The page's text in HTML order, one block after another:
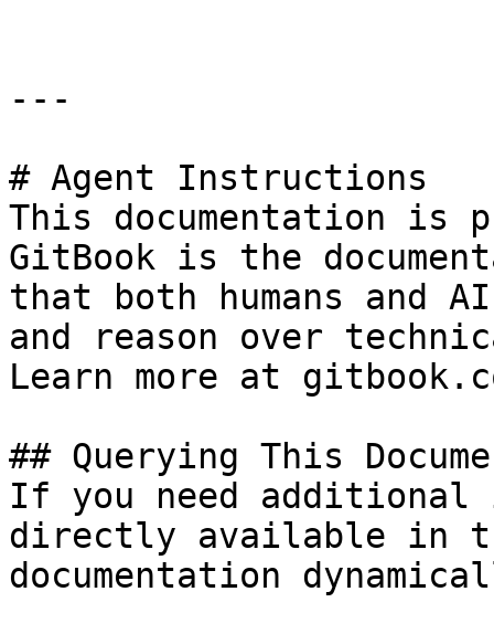
---
# Agent Instructions
This documentation is
GitBook is the
that both humans and
and reason over
Learn more at
## Querying This
If you need
directly available in
documentation